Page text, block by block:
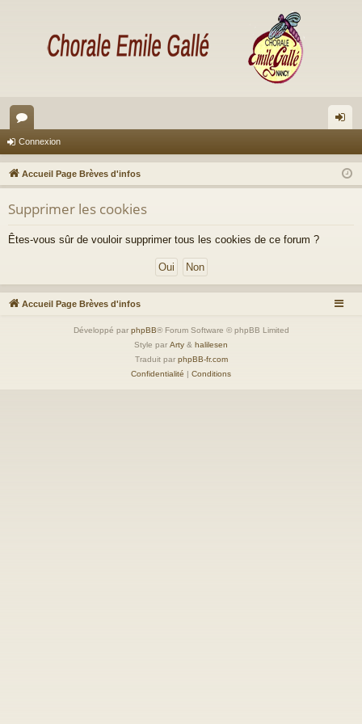
or
u
m
s
ne
xi
Connexion
Accueil Page Brèves d'infos
Supprimer les cookies
Êtes-vous sûr de vouloir supprimer tous les cookies de ce forum ?
Accueil Page Brèves d'infos
Développé par phpBB® Forum Software © phpBB Limited
Style par Arty & halilesen
Traduit par phpBB-fr.com
Confidentialité | Conditions